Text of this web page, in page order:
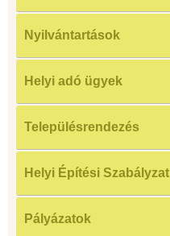
Nyilvántartások
Helyi adó ügyek
Településrendezés
Helyi Építési Szabályzat
Pályázatok